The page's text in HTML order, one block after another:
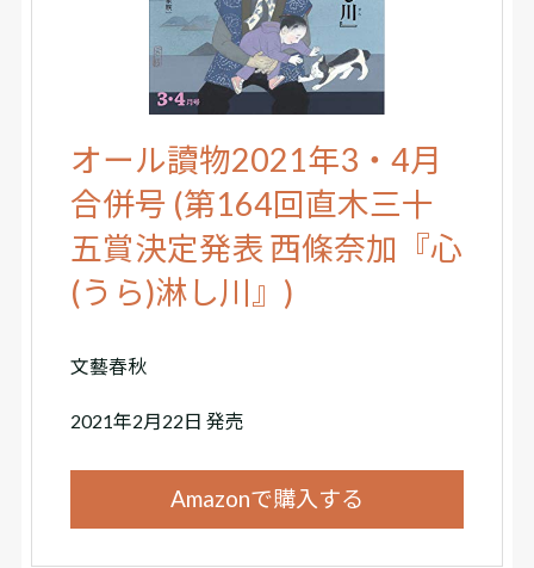
オール讀物2021年3・4月
合併号 (第164回直木三十
五賞決定発表 西條奈加『心
(うら)淋し川』)
文藝春秋
2021年2月22日 発売
Amazonで購入する